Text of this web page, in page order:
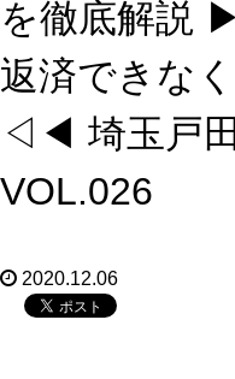
を徹底解説
返済できな
◁◀︎ 埼玉戸
VOL.026
2020.12.06